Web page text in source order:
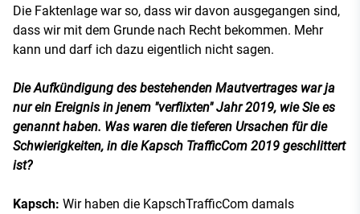
Die Faktenlage war so, dass wir davon ausgegangen sind,
dass wir mit dem Grunde nach Recht bekommen. Mehr
kann und darf ich dazu eigentlich nicht sagen.
Die Aufkündigung des bestehenden Mautvertrages war ja
nur ein Ereignis in jenem "verflixten" Jahr 2019, wie Sie es
genannt haben. Was waren die tieferen Ursachen für die
Schwierigkeiten, in die Kapsch TrafficCom 2019 geschlittert
ist?
Kapsch: Wir haben die KapschTrafficCom damals